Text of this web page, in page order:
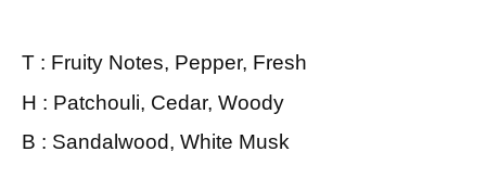
T : Fruity Notes, Pepper, Fresh
H : Patchouli, Cedar, Woody
B : Sandalwood, White Musk